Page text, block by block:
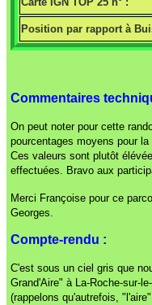
Position par rapport à
Commentaires
On peut noter pour cette
pourcentages moyens pour
Ces valeurs sont plutôt
effectuées. Bravo aux
Merci Françoise pour ce
Georges.
Compte-rendu :
C'est sous un ciel gris que
Grand'Aire" à La-Roche-sur-
(rappelons qu'autrefois,